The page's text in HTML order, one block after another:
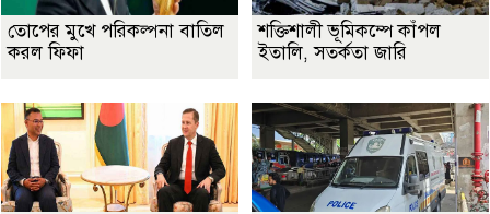
তোপের মুখে পরিকল্পনা বাতিল
করল ফিফা
শক্তিশালী ভূমিকম্পে কাঁপল
ইতালি, সতর্কতা জারি